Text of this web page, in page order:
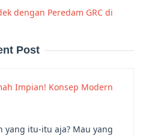
dengan Peredam GRC di
Post
Impian! Konsep Modern
yang itu-itu aja? Mau yang